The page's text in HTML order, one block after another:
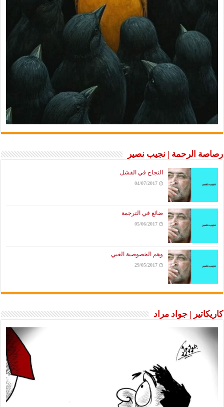
رصاصة الرحمة | نجيب نصير
النجاح في الفشل
04/07/2017
ضائع في الترجمة
05/06/2017
وهم الخصوصية الغبي
29/05/2017
كاريكاتير | جواد مراد